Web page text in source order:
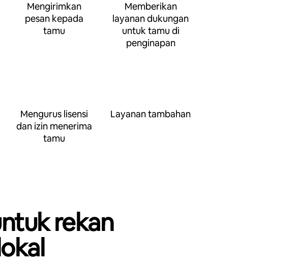
Mengirimkan
pesan kepada
tamu
Memberikan
layanan dukungan
untuk tamu di
penginapan
Mengurus lisensi
dan izin menerima
tamu
Layanan tambahan
rekan